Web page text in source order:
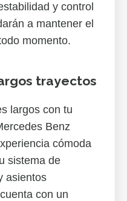
y control
a mantener el
momento.
trayectos
largos con tu
Benz
cómoda
sistema de
asientos
con un